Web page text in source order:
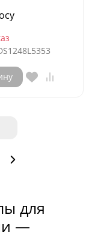
для
—